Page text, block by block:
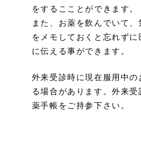
をするこことができます。
また、お薬を飲んでいて、
をメモしておくと忘れずに
に伝える事ができます。
外来受診時に現在服用中の
る場合があります。外来受
薬手帳をご持参下さい。